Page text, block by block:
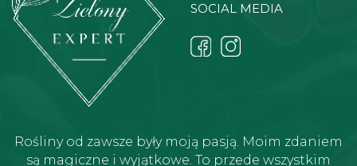
SOCIAL MEDIA
Rośliny od zawsze były moją pasją. Moim zdaniem
są magiczne i wyjątkowe. To przede wszystkim